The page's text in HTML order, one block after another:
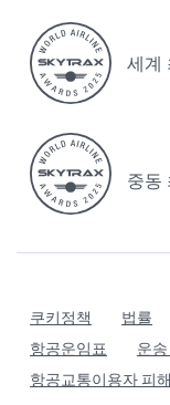
세계
중동
쿠키정책 법률
항공운임표
운
항공교통이용자 피